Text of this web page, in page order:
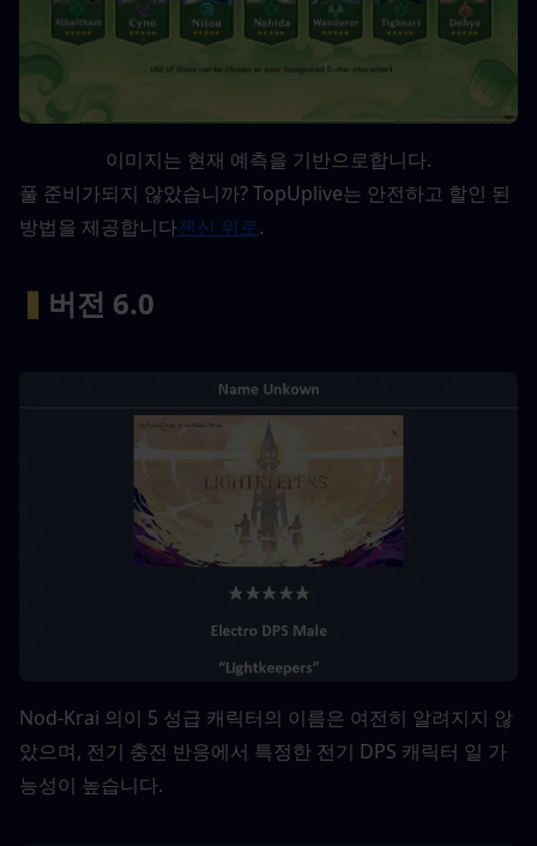
이미지는 현재 예측을 기반으로합니다.
풀 준비가되지 않았습니까? TopUplive는 안전하고 할인 된
방법을 제공합니다젠신 위로.
▍ 버전 6.0
Nod-Krai 의이 5 성급 캐릭터의 이름은 여전히 ​​알려지지 않
았으며, 전기 충전 반응에서 특정한 전기 DPS 캐릭터 일 가
능성이 높습니다.